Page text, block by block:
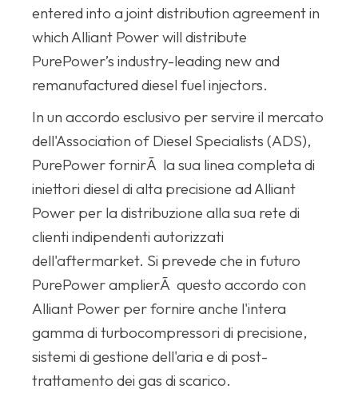
entered into a joint distribution agreement in
which Alliant Power will distribute
PurePower’s industry-leading new and
remanufactured diesel fuel injectors.
In un accordo esclusivo per servire il mercato
dell'Association of Diesel Specialists (ADS),
PurePower fornirÃ la sua linea completa di
iniettori diesel di alta precisione ad Alliant
Power per la distribuzione alla sua rete di
clienti indipendenti autorizzati
dell'aftermarket. Si prevede che in futuro
PurePower amplierÃ questo accordo con
Alliant Power per fornire anche l'intera
gamma di turbocompressori di precisione,
sistemi di gestione dell'aria e di post-
trattamento dei gas di scarico.